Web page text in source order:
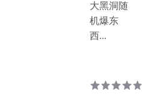
大黑洞随
机爆东
西...